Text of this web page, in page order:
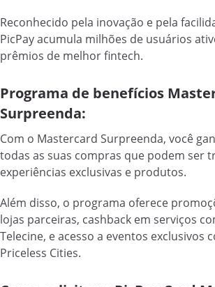
Reconhecido pela inovação e pela
PicPay acumula milhões de usuários
prêmios de melhor fintech.
Programa de benefícios
Surpreenda:
Com o Mastercard Surpreenda, você
todas as suas compras que podem ser
experiências exclusivas e produtos.
Além disso, o programa oferece
lojas parceiras, cashback em serviços
Telecine, e acesso a eventos exclusivos
Priceless Cities.